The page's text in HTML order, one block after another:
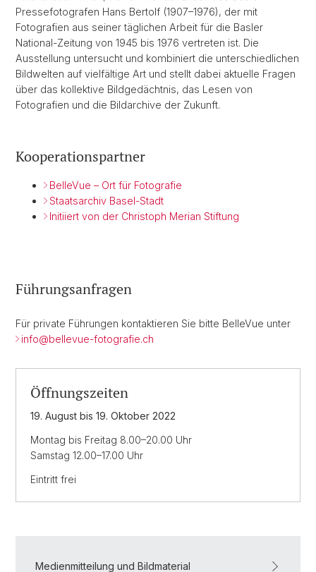
Pressefotografen Hans Bertolf (1907–1976), der mit
Fotografien aus seiner täglichen Arbeit für die Basler
National-Zeitung von 1945 bis 1976 vertreten ist. Die
Ausstellung untersucht und kombiniert die unterschiedlichen
Bildwelten auf vielfältige Art und stellt dabei aktuelle Fragen
über das kollektive Bildgedächtnis, das Lesen von
Fotografien und die Bildarchive der Zukunft.
Kooperationspartner
BelleVue – Ort für Fotografie
Staatsarchiv Basel-Stadt
Initiiert von der Christoph Merian Stiftung
Führungsanfragen
Für private Führungen kontaktieren Sie bitte BelleVue unter
info@bellevue-fotografie.ch
Öffnungszeiten
19. August bis 19. Oktober 2022
Montag bis Freitag 8.00–20.00 Uhr
Samstag 12.00–17.00 Uhr
Eintritt frei
Medienmitteilung und Bildmaterial